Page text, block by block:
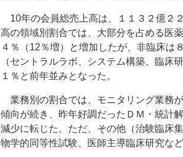
10年の会員総売上高は、１１３２億２
高の領域別割合では、大部分を占める医
４％（12％増）と増加したが、非臨床は
（セントラルラボ、システム構築、臨床
１％と前年並みとなった。
業務別の割合では、モニタリング業務
傾向が続き、昨年好調だったＤＭ・統計
減少に転じた。ただ、その他（治験臨床
物学的同等性試験、医師主導臨床研究な